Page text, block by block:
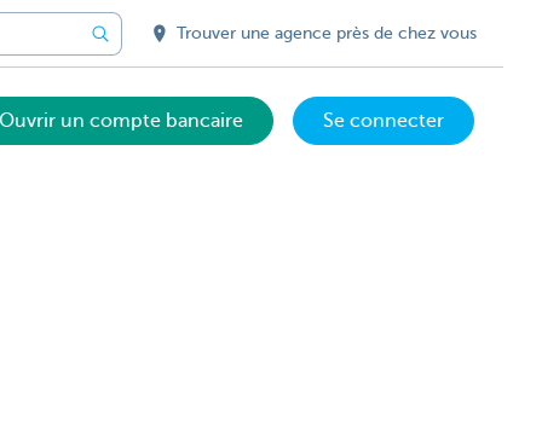
Trouver une agence près de chez vous
Ouvrir un compte bancaire Se connecter